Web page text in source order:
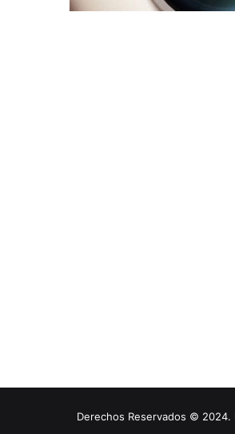
Derechos Reservados © 2024.